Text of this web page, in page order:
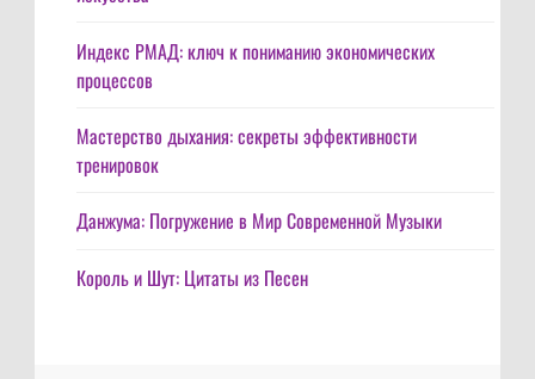
Индекс РМАД: ключ к пониманию экономических
процессов
Мастерство дыхания: секреты эффективности
тренировок
Данжума: Погружение в Мир Современной Музыки
Король и Шут: Цитаты из Песен